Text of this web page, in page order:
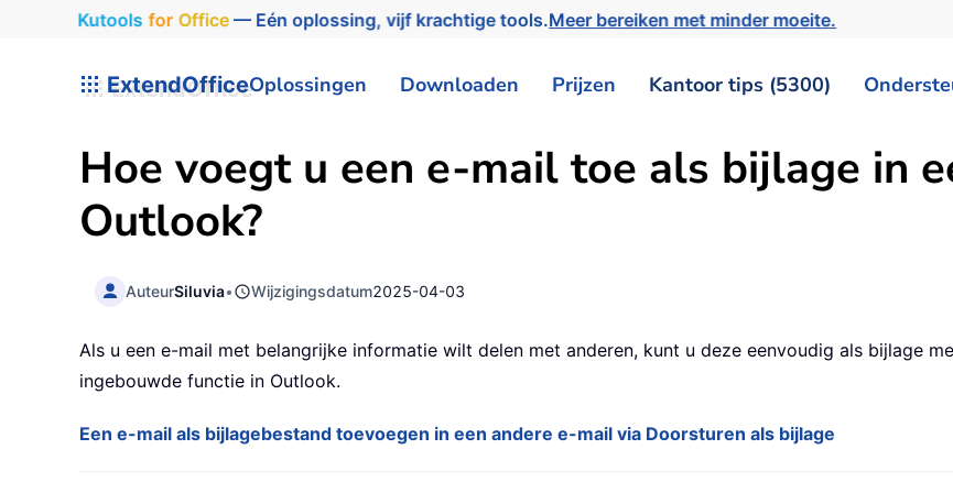
Kutools for Office— Eén oplossing, vijf krachtige tools.Meer bereiken met minder moeite.
ExtendOfficeOplossingen Downloaden Prijzen Kantoor tips (5300)
Hoe voegt u een e-mail toe als bijlage in
Outlook?
AuteurSiluvia• Wijzigingsdatum2025-04-03
Als u een e-mail met belangrijke informatie wilt delen met anderen, kunt u deze eenvoudig als bijlage
ingebouwde functie in Outlook.
Een e-mail als bijlagebestand toevoegen in een andere e-mail via Doorsturen als bijlage